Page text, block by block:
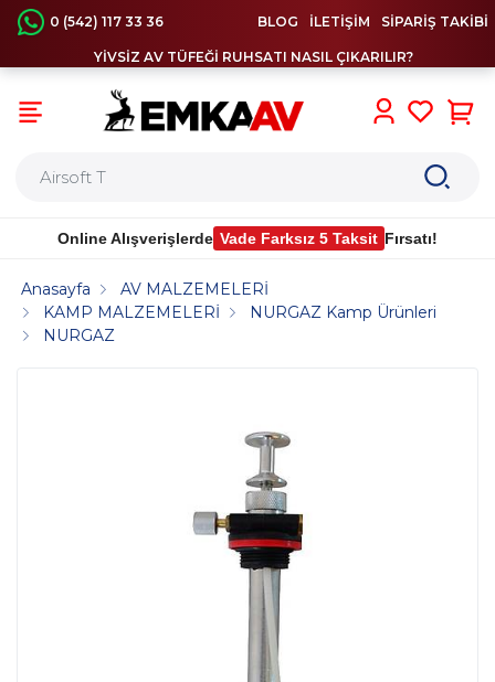
0 (542) 117 33 36 BLOG İLETİŞİM SİPARİŞ TAKİBİ
YİVSİZ AV TÜFEĞİ RUHSATI NASIL ÇIKARILIR?
Online Alışverişlerde Vade Farksız 5 Taksit Fırsatı!
Anasayfa
AV MALZEMELERİ
KAMP MALZEMELERİ
NURGAZ Kamp Ürünleri
NURGAZ